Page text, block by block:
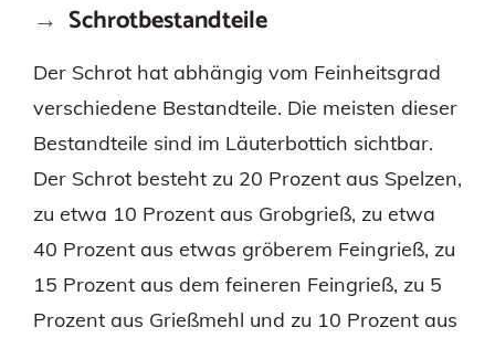
Schrotbestandteile
Der Schrot hat abhängig vom Feinheitsgrad
verschiedene Bestandteile. Die meisten dieser
Bestandteile sind im Läuterbottich sichtbar.
Der Schrot besteht zu 20 Prozent aus Spelzen,
zu etwa 10 Prozent aus Grobgrieß, zu etwa
40 Prozent aus etwas gröberem Feingrieß, zu
15 Prozent aus dem feineren Feingrieß, zu 5
Prozent aus Grießmehl und zu 10 Prozent aus